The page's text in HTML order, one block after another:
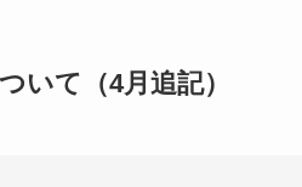
いて（4月追記）